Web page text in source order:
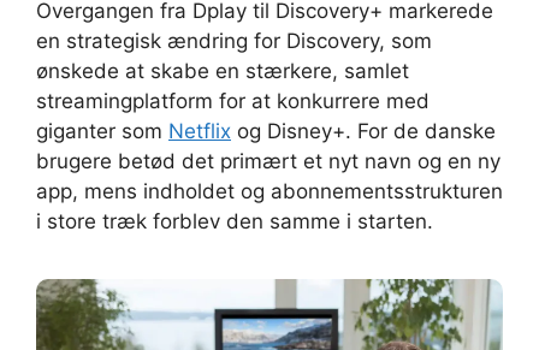
Overgangen fra Dplay til Discovery+ markerede
en strategisk ændring for Discovery, som
ønskede at skabe en stærkere, samlet
streamingplatform for at konkurrere med
giganter som Netflix og Disney+. For de danske
brugere betød det primært et nyt navn og en ny
app, mens indholdet og abonnementsstrukturen
i store træk forblev den samme i starten.